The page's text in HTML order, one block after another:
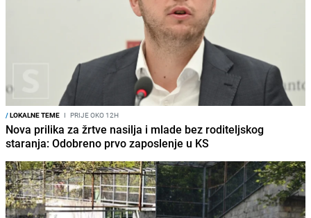
/LOKALNE TEME I PRIJE OKO 12H
Nova prilika za žrtve nasilja i mlade bez roditeljskog
staranja: Odobreno prvo zaposlenje u KS